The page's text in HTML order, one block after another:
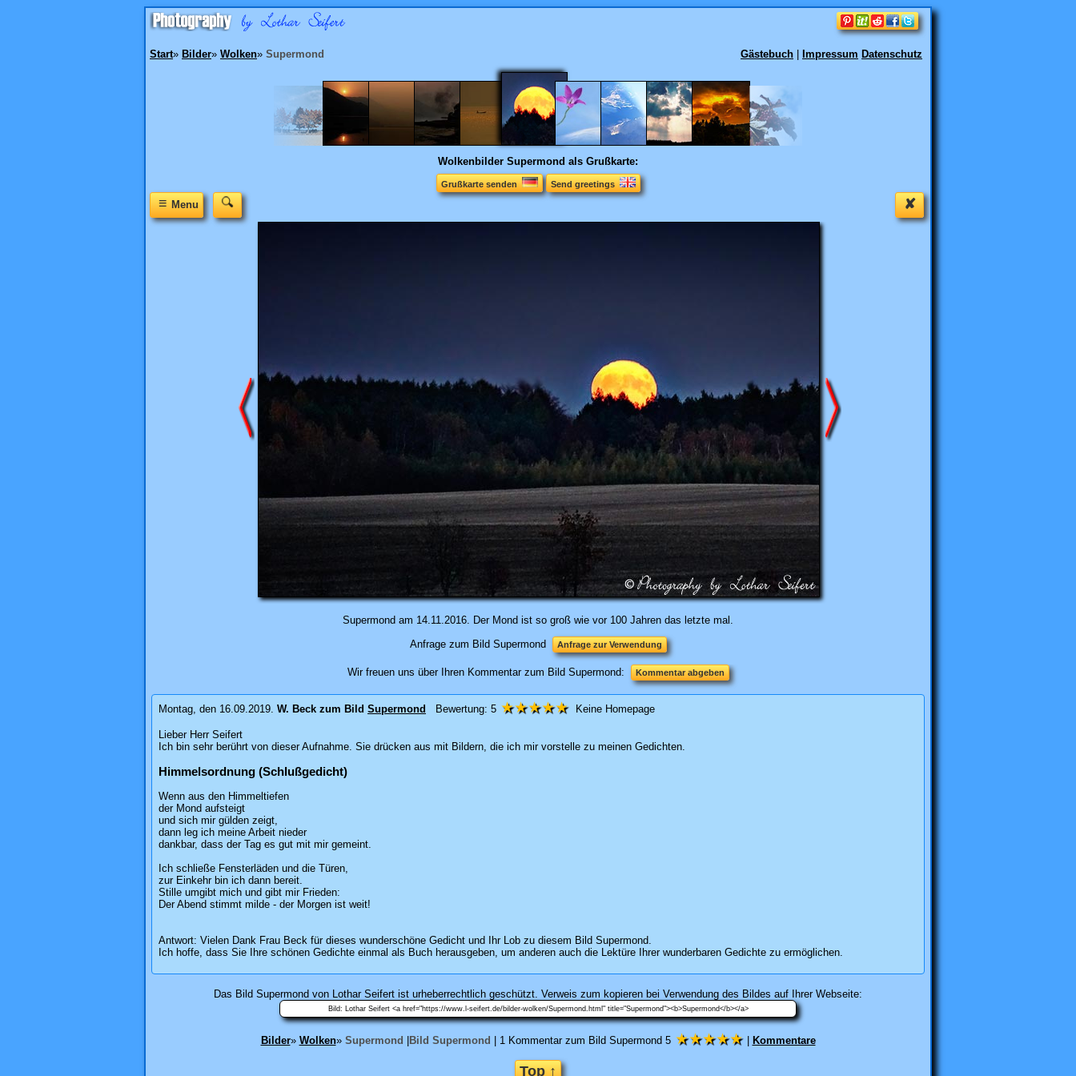
Gästebuch Impressum Datenschutz
Start» Bilder» Wolken» Supermond
Wolkenbilder Supermond als Grußkarte:
Grußkarte senden Send greetings
✘
≡Menu
Supermond am 14.11.2016. Der Mond ist so groß wie vor 100 Jahren das letzte mal.
Anfrage zum Bild Supermond
Anfrage zur Verwendung
Wir freuen uns über Ihren Kommentar zum Bild Supermond: Kommentar abgeben
Montag, den 16.09.2019. W. Beck zum Bild Supermond Bewertung: 5 ★★★★★ Keine Homepage
Lieber Herr Seifert
Ich bin sehr berührt von dieser Aufnahme. Sie drücken aus mit Bildern, die ich mir vorstelle zu meinen Gedichten.
Himmelsordnung (Schlußgedicht)
Wenn aus den Himmeltiefen
der Mond aufsteigt
und sich mir gülden zeigt,
dann leg ich meine Arbeit nieder
dankbar, dass der Tag es gut mit mir gemeint.
Ich schließe Fensterläden und die Türen,
zur Einkehr bin ich dann bereit.
Stille umgibt mich und gibt mir Frieden:
Der Abend stimmt milde - der Morgen ist weit!
Antwort: Vielen Dank Frau Beck für dieses wunderschöne Gedicht und Ihr Lob zu diesem Bild Supermond.
Ich hoffe, dass Sie Ihre schönen Gedichte einmal als Buch herausgeben, um anderen auch die Lektüre Ihrer wunderbaren Gedichte zu ermöglichen.
Das Bild Supermond von Lothar Seifert ist urheberrechtlich geschützt. Verweis zum kopieren bei Verwendung des Bildes auf Ihrer Webseite:
Bilder» Wolken» Supermond |Bild Supermond | 1 Kommentar zum Bild Supermond 5★★★★★ | Kommentare
Top ↑